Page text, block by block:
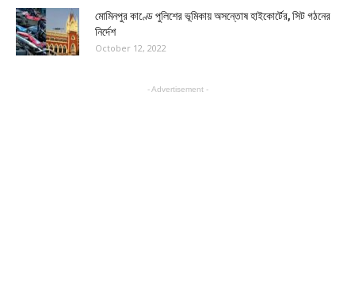
মোমিনপুর কাণ্ডে পুলিশের ভূমিকায় অসন্তোষ হাইকোর্টের, সিট গঠনের
নির্দেশ
October 12, 2022
- Advertisement -